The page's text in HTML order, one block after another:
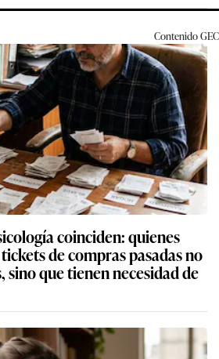
ContenidoGEC
coinciden: quienes
de compras pasadas no
sino que tienen necesidad de